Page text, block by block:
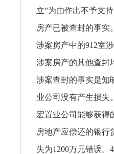
立”为由作出不予支
房产已被查封的事实
涉案房产中的912室
涉案房产的其他查封
涉案查封的事实是知
业公司没有产生损失
宏置业公司能够获得
房地产应偿还的银行
失为1200万元错误。